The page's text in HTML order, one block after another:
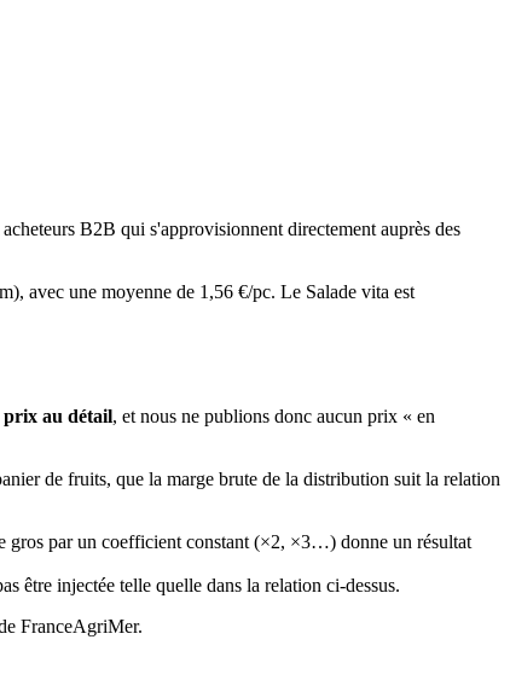
B2B qui s'approvisionnent directement auprès des
avec une moyenne de 1,56 €/pc. Le Salade vita est
prix au détail, et nous ne publions donc aucun prix « en
de fruits, que la marge brute de la distribution suit la relation
par un coefficient constant (×2, ×3…) donne un résultat
être injectée telle quelle dans la relation ci-dessus.
FranceAgriMer.